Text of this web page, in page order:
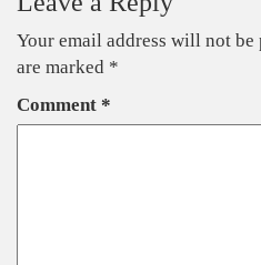
Your email address will not be
are marked *
Comment *